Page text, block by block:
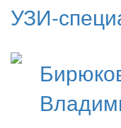
УЗИ-